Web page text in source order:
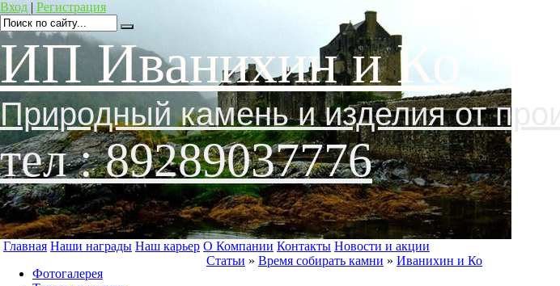
Вход | Регистрация
ИП Иванихин и Ко
Природный камень и изделия от
тел : 89289037776
Главная Наши награды Наш карьер О Компании Контакты Новости и акции
Фотогалерея
Статьи » Время собирать камни » Иванихин и Ко